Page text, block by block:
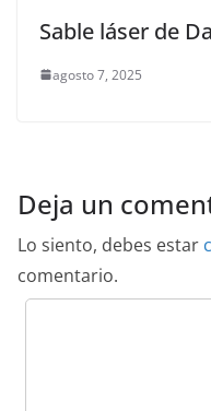
Sable láser de
agosto 7, 2025
Deja un
Lo siento, debes estar
comentario.